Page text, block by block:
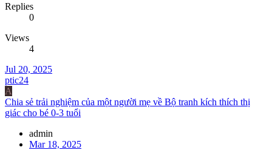
Replies
0
Views
4
Jul 20, 2025
ptic24
A
Chia sẻ trải nghiệm của một người mẹ về Bộ tranh kích thích thị
giác cho bé 0-3 tuổi
admin
Mar 18, 2025